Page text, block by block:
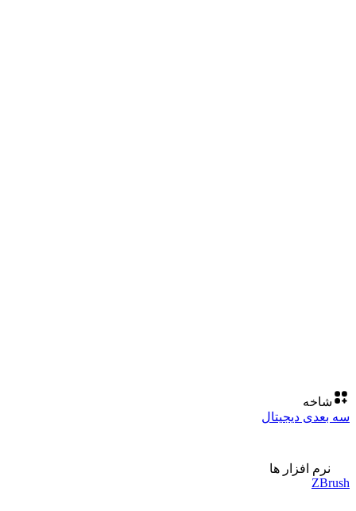
شاخه
سه بعدی دیجیتال
نرم افزار ها
ZBrush